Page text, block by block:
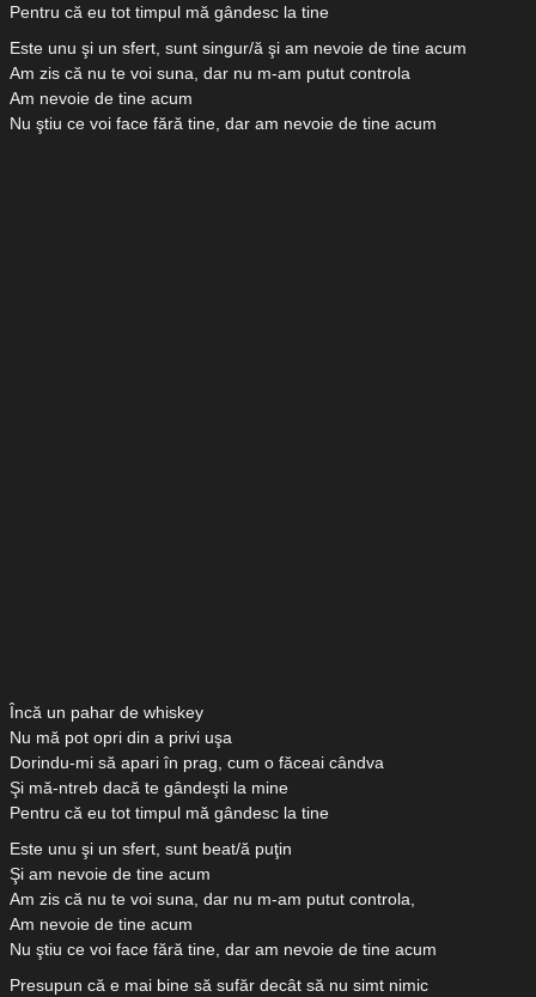
Pentru că eu tot timpul mă gândesc la tine
Este unu şi un sfert, sunt singur/ă şi am nevoie de tine acum
Am zis că nu te voi suna, dar nu m-am putut controla
Am nevoie de tine acum
Nu ştiu ce voi face fără tine, dar am nevoie de tine acum
Încă un pahar de whiskey
Nu mă pot opri din a privi uşa
Dorindu-mi să apari în prag, cum o făceai cândva
Şi mă-ntreb dacă te gândeşti la mine
Pentru că eu tot timpul mă gândesc la tine
Este unu şi un sfert, sunt beat/ă puţin
Şi am nevoie de tine acum
Am zis că nu te voi suna, dar nu m-am putut controla,
Am nevoie de tine acum
Nu ştiu ce voi face fără tine, dar am nevoie de tine acum
Presupun că e mai bine să sufăr decât să nu simt nimic